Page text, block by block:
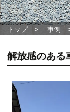
トップ 事例
解放感のある